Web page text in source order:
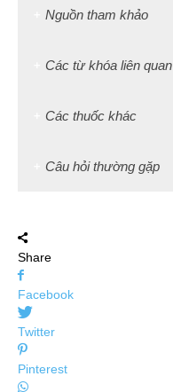
Nguồn tham khảo
Các từ khóa liên quan
Các thuốc khác
Câu hỏi thường gặp
Share
Facebook
Twitter
Pinterest